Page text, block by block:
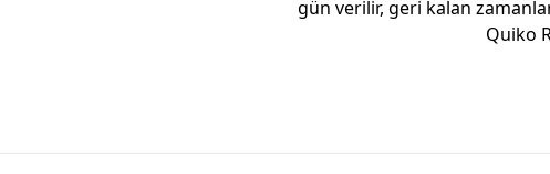
gün verilir, geri kalan
Quiko